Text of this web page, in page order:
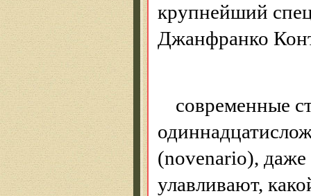
крупнейший
Джанфранко
современные
(novenario),
улавливают,